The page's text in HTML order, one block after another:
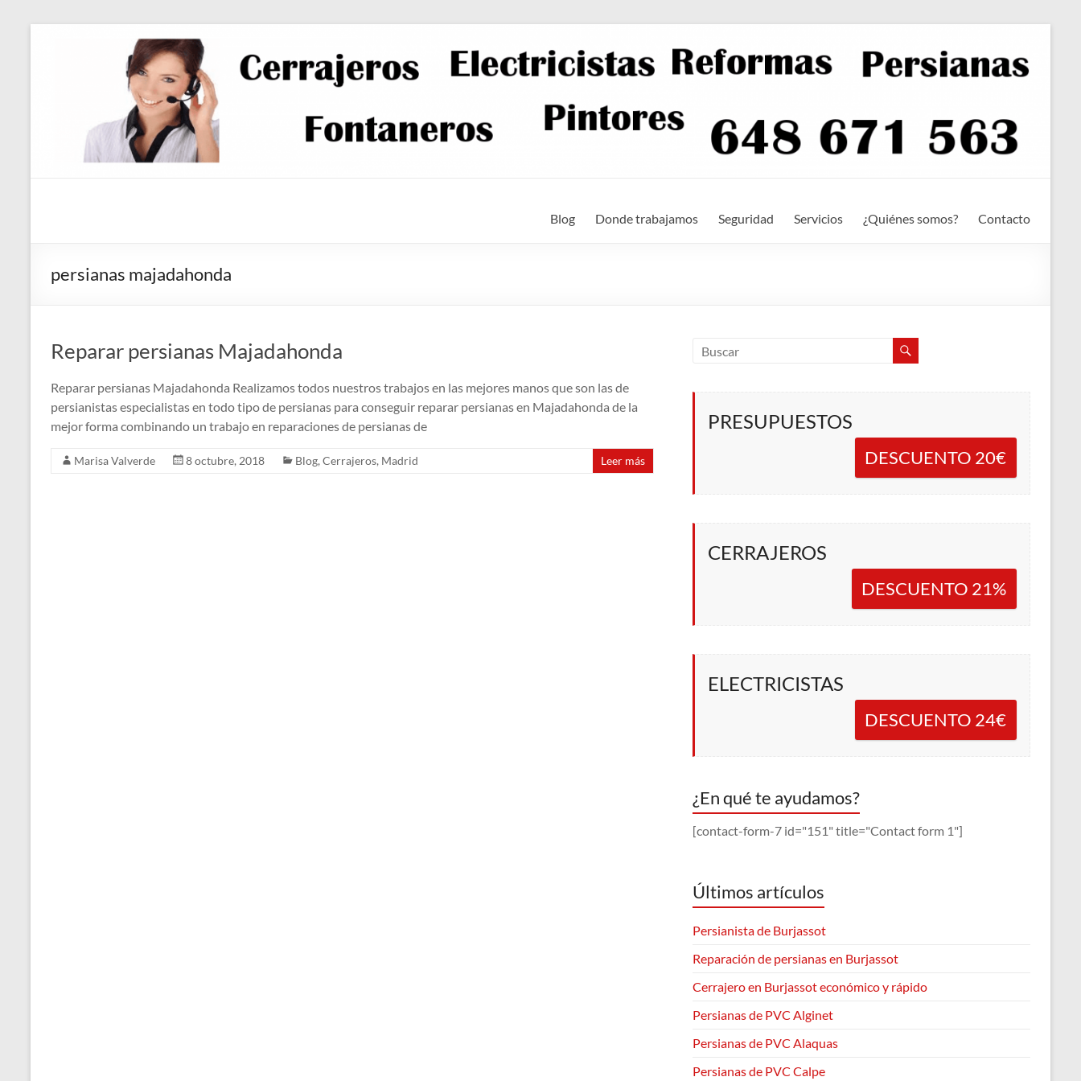
Blog Donde trabajamos Seguridad Servicios ¿Quiénes somos? Contacto
persianas majadahonda
Reparar persianas Majadahonda
Reparar persianas Majadahonda Realizamos todos nuestros trabajos en las mejores manos que son las de
persianistas especialistas en todo tipo de persianas para conseguir reparar persianas en Majadahonda de la
mejor forma combinando un trabajo en reparaciones de persianas de
Marisa Valverde 8 octubre, 2018 Blog, Cerrajeros, Madrid Leer más
PRESUPUESTOS
DESCUENTO 20€
CERRAJEROS
DESCUENTO 21%
ELECTRICISTAS
DESCUENTO 24€
¿En qué te ayudamos?
[contact-form-7 id="151" title="Contact form 1"]
Últimos artículos
Persianista de Burjassot
Reparación de persianas en Burjassot
Cerrajero en Burjassot económico y rápido
Persianas de PVC Alginet
Persianas de PVC Alaquas
Persianas de PVC Calpe